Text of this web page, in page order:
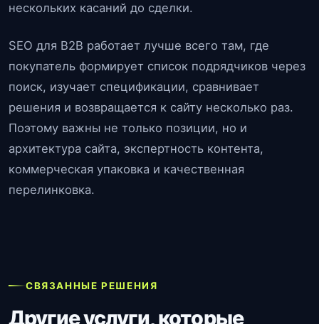
нескольких касаний до сделки.
SEO для B2B работает лучше всего там, где
покупатель формирует список подрядчиков через
поиск, изучает спецификации, сравнивает
решения и возвращается к сайту несколько раз.
Поэтому важны не только позиции, но и
архитектура сайта, экспертность контента,
коммерческая упаковка и качественная
перелинковка.
СВЯЗАННЫЕ РЕШЕНИЯ
Другие услуги, которые